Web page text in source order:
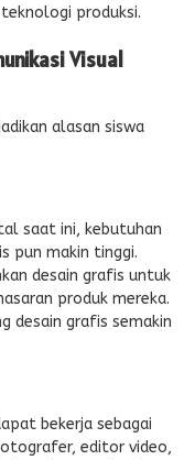
produksi.
Visual
alasan siswa
saat ini, kebutuhan
pun makin tinggi.
desain grafis untuk
produk mereka.
desain grafis semakin
bekerja sebagai
editor video,